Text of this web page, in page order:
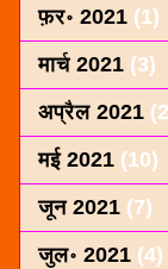
फ़र॰ 2021 (1)
मार्च 2021 (3)
अप्रैल 2021
मई 2021 (10)
जून 2021 (7)
जुल॰ 2021 (4)